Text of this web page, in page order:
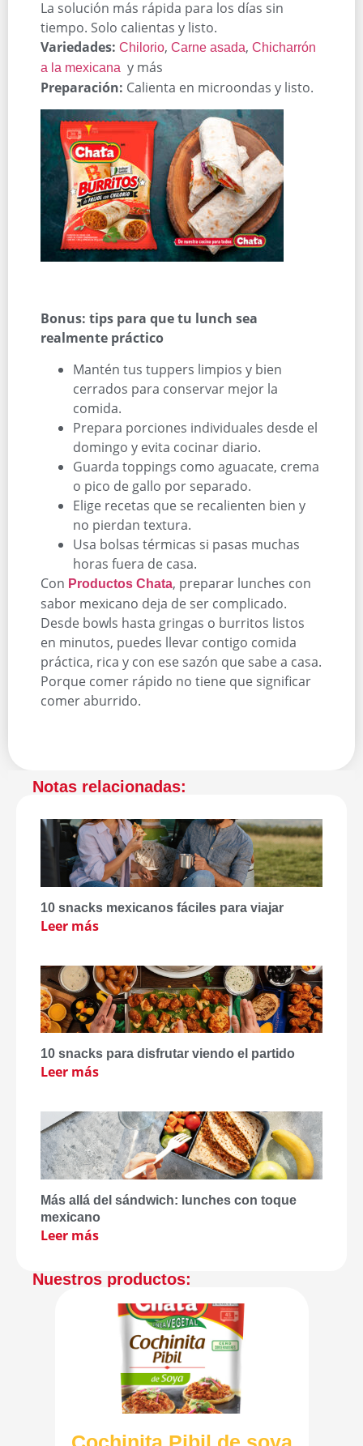
La solución más rápida para los días sin
tiempo. Solo calientas y listo.
Variedades: Chilorio, Carne asada, Chicharrón
a la mexicana y más
Preparación: Calienta en microondas y listo.
Bonus: tips para que tu lunch sea
realmente práctico
Mantén tus tuppers limpios y bien
cerrados para conservar mejor la
comida.
Prepara porciones individuales desde el
domingo y evita cocinar diario.
Guarda toppings como aguacate, crema
o pico de gallo por separado.
Elige recetas que se recalienten bien y
no pierdan textura.
Usa bolsas térmicas si pasas muchas
horas fuera de casa.
Con Productos Chata, preparar lunches con
sabor mexicano deja de ser complicado.
Desde bowls hasta gringas o burritos listos
en minutos, puedes llevar contigo comida
práctica, rica y con ese sazón que sabe a casa.
Porque comer rápido no tiene que significar
comer aburrido.
Notas relacionadas:
10 snacks mexicanos fáciles para viajar
Leer más
10 snacks para disfrutar viendo el partido
Leer más
Más allá del sándwich: lunches con toque
mexicano
Leer más
Nuestros productos: